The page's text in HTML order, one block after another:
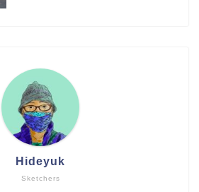
Sketchers
Hideyuk